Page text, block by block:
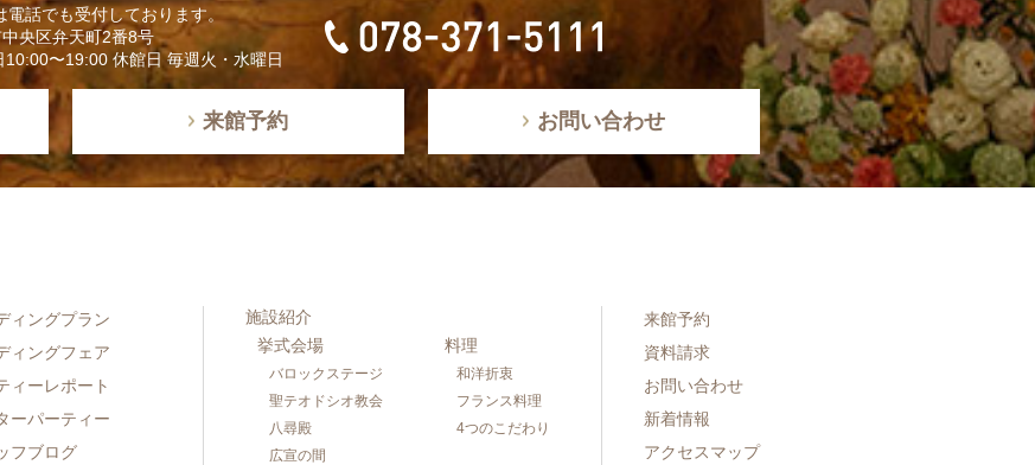
電話でも受付しております。
央区弁天町2番8号
〜19:00 休館日 毎週火・水曜日
来館予約 お問い合わせ
ィングプラン
ィングフェア
ィーレポート
ーパーティー
フブログ
施設紹介
挙式会場
バロックステージ
聖テオドシオ教会
八尋殿
広宣の間
料理
和洋折衷
フランス料理
4つのこだわり
来館予約
資料請求
お問い合わせ
新着情報
アクセスマップ